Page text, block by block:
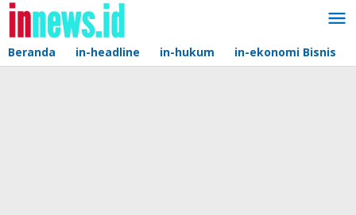
Lewati
konten
Beranda in-headline in-hukum in-ekonomi Bisnis